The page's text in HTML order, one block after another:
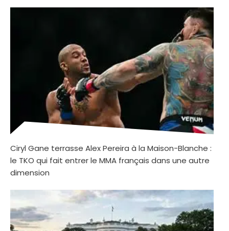
Ciryl Gane terrasse Alex Pereira à la Maison-Blanche :
le TKO qui fait entrer le MMA français dans une autre
dimension